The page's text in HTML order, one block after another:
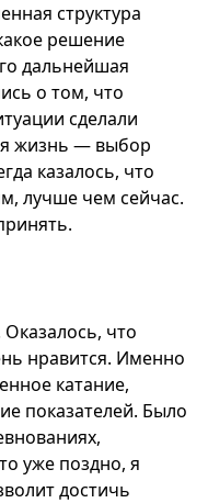
структура
решение
дальнейшая
о том, что
сделали
жизнь — выбор
казалось, что
лучше чем сейчас.
Оказалось, что
нравится. Именно
катание,
показателей. Было
уже поздно, я
достичь